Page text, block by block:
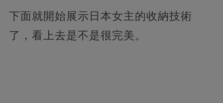
下面就開始展示日本女主的收納技術
了，看上去是不是很完美。